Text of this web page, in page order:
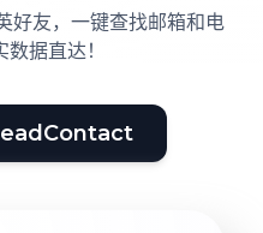
好友，一键查找邮箱和电
据直达！